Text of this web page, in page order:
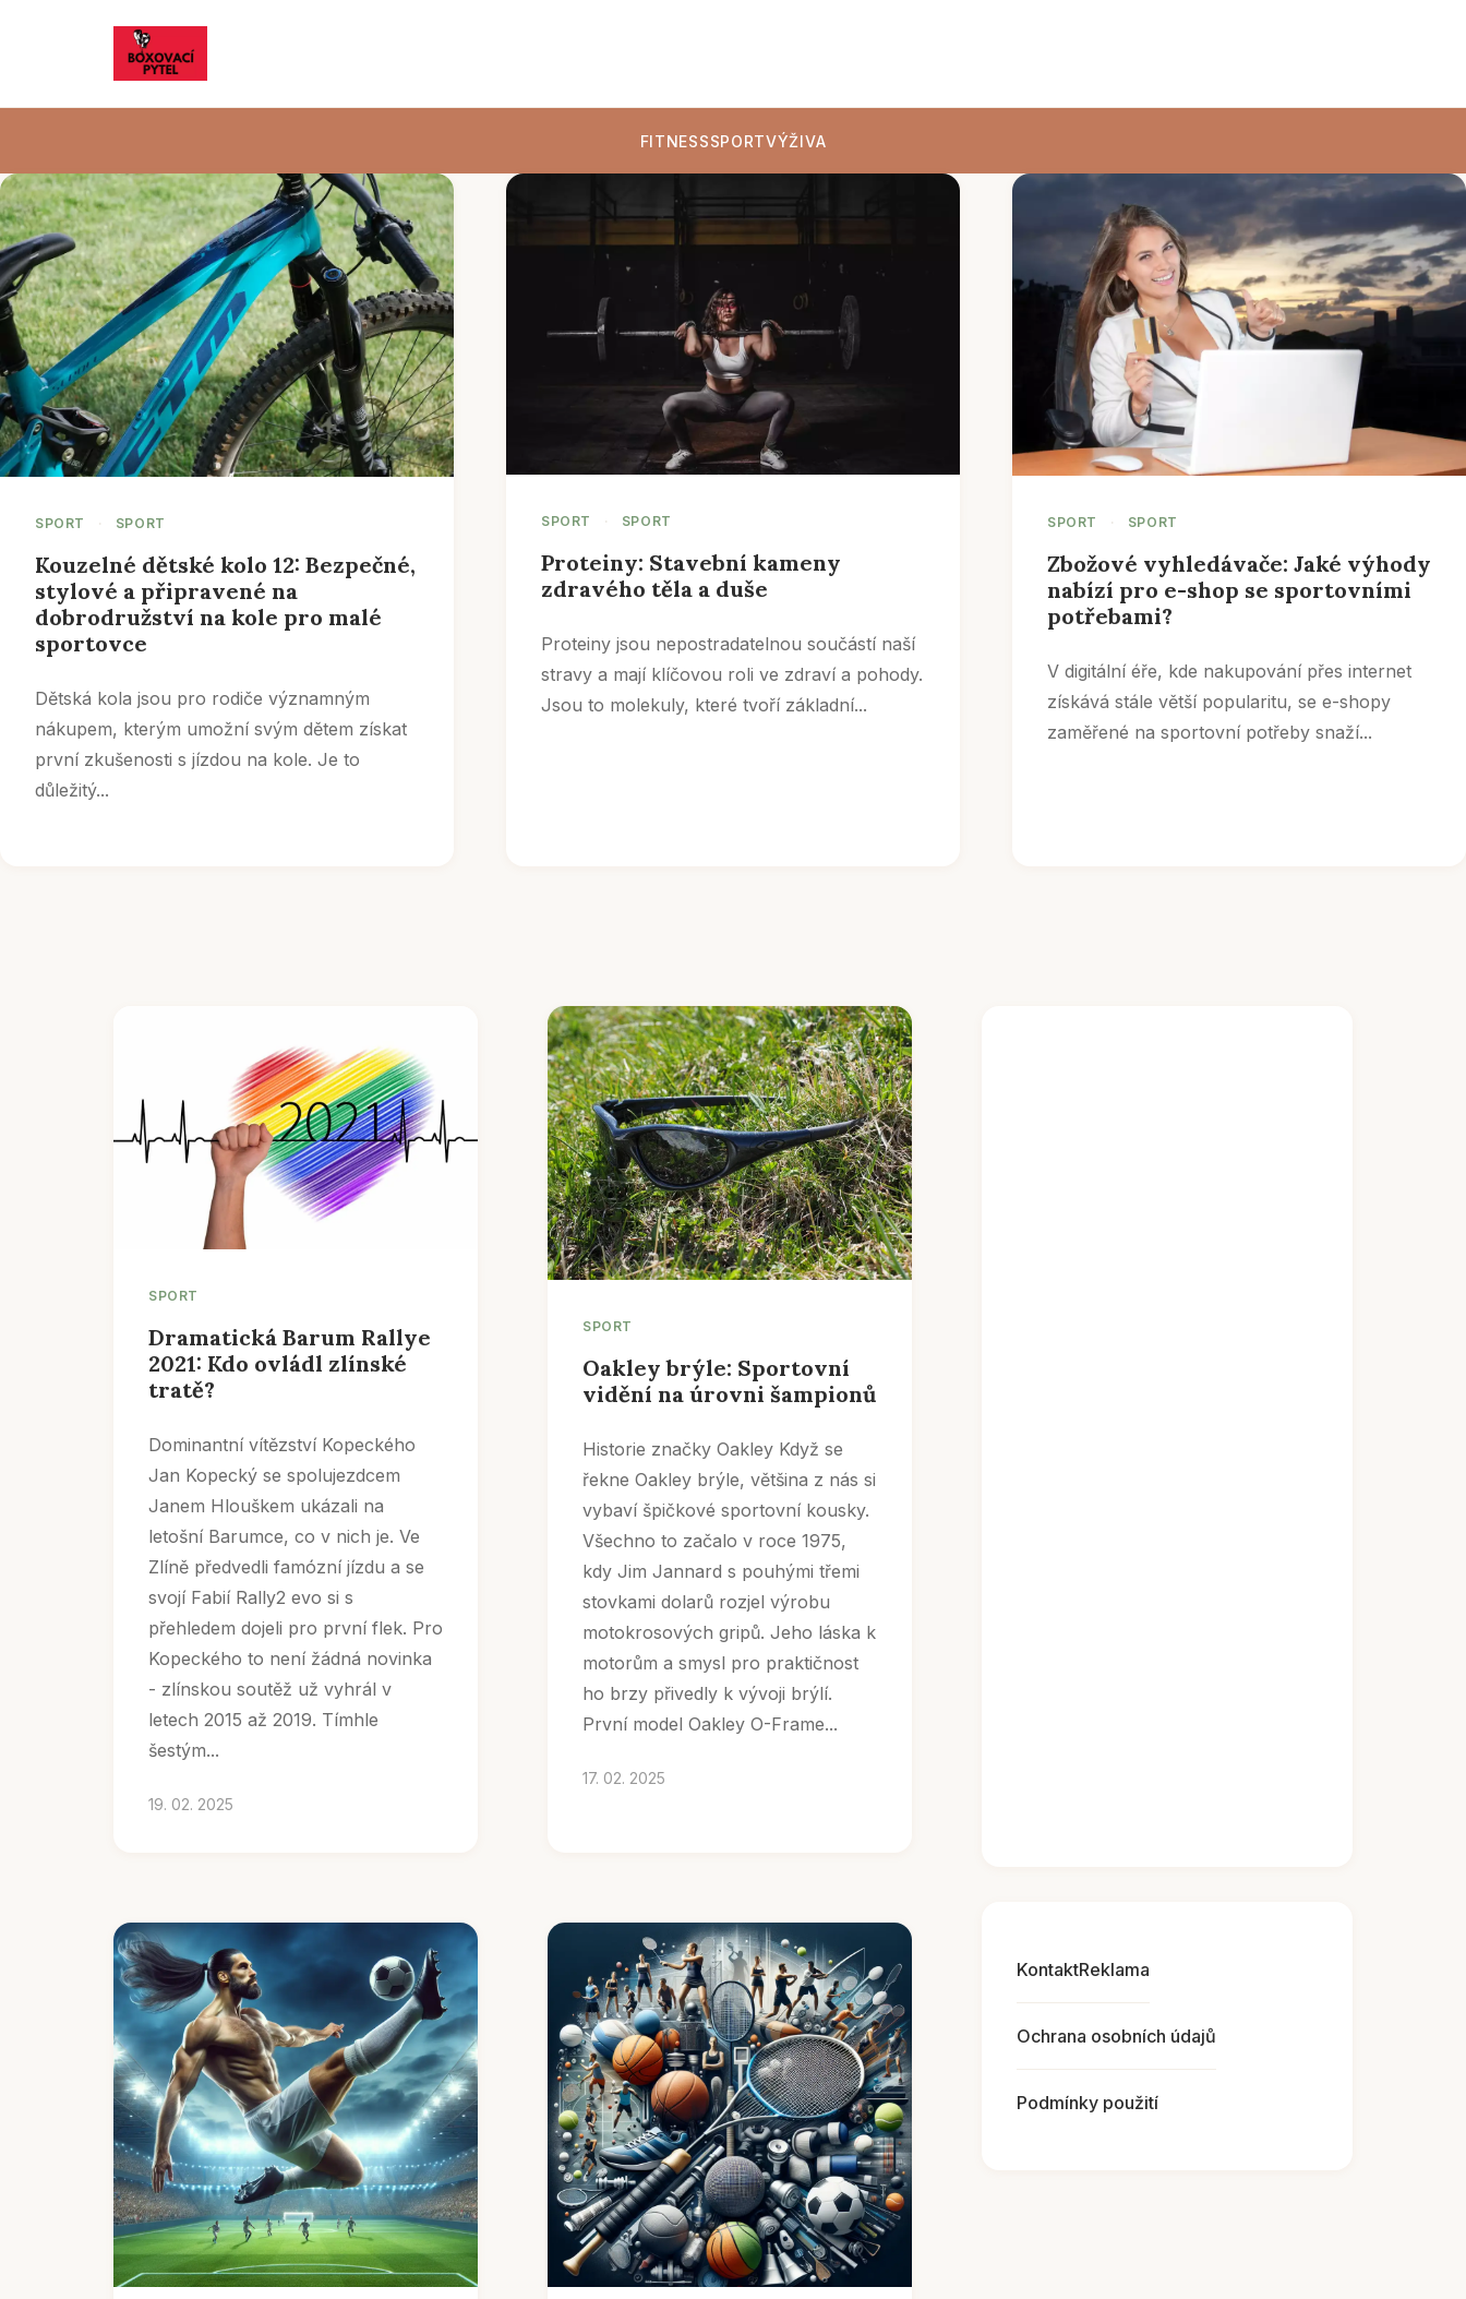
FITNESSSPORTVÝŽIVA
SPORT · SPORT
Kouzelné dětské kolo 12: Bezpečné,
stylové a připravené na
dobrodružství na kole pro malé
sportovce
Dětská kola jsou pro rodiče významným
nákupem, kterým umožní svým dětem získat
první zkušenosti s jízdou na kole. Je to
důležitý...
SPORT · SPORT
Proteiny: Stavební kameny
zdravého těla a duše
Proteiny jsou nepostradatelnou součástí naší
stravy a mají klíčovou roli ve zdraví a pohody.
Jsou to molekuly, které tvoří základní...
SPORT · SPORT
Zbožové vyhledávače: Jaké výhody
nabízí pro e-shop se sportovními
potřebami?
V digitální éře, kde nakupování přes internet
získává stále větší popularitu, se e-shopy
zaměřené na sportovní potřeby snaží...
SPORT
Dramatická Barum Rallye
2021: Kdo ovládl zlínské
tratě?
Dominantní vítězství Kopeckého
Jan Kopecký se spolujezdcem
Janem Hlouškem ukázali na
letošní Barumce, co v nich je. Ve
Zlíně předvedli famózní jízdu a se
svojí Fabií Rally2 evo si s
přehledem dojeli pro první flek. Pro
Kopeckého to není žádná novinka
- zlínskou soutěž už vyhrál v
letech 2015 až 2019. Tímhle
šestým...
19. 02. 2025
SPORT
Oakley brýle: Sportovní
vidění na úrovni šampionů
Historie značky Oakley Když se
řekne Oakley brýle, většina z nás si
vybaví špičkové sportovní kousky.
Všechno to začalo v roce 1975,
kdy Jim Jannard s pouhými třemi
stovkami dolarů rozjel výrobu
motokrosových gripů. Jeho láska k
motorům a smysl pro praktičnost
ho brzy přivedly k vývoji brýlí.
První model Oakley O-Frame...
17. 02. 2025
KontaktReklama
Ochrana osobních údajů
Podmínky použití